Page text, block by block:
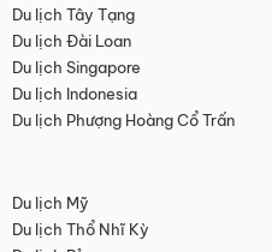
Du lịch Tây Tạng
Du lịch Đài Loan
Du lịch Singapore
Du lịch Indonesia
Du lịch Phượng Hoàng Cổ Trấn
Du lịch Mỹ
Du lịch Thổ Nhĩ Kỳ